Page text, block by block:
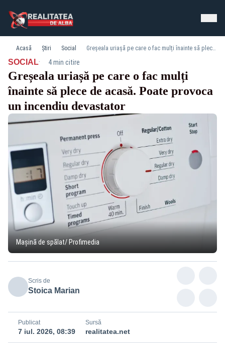
Acasă Știri Social Greșeala uriașă pe care o fac mulți înainte să plece de acasă. Poate provoca un incendiu devastator
SOCIAL· 4 min citire
Greșeala uriașă pe care o fac mulți
înainte să plece de acasă. Poate provoca
un incendiu devastator
Mașină de spălat/ Profimedia
Scris de
Stoica Marian
Publicat
7 iul. 2026, 08:39
Sursă
realitatea.net